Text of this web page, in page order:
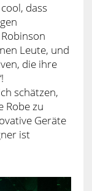
dass
Leute, und
die ihre
schätzen,
Robe zu
Geräte
ist